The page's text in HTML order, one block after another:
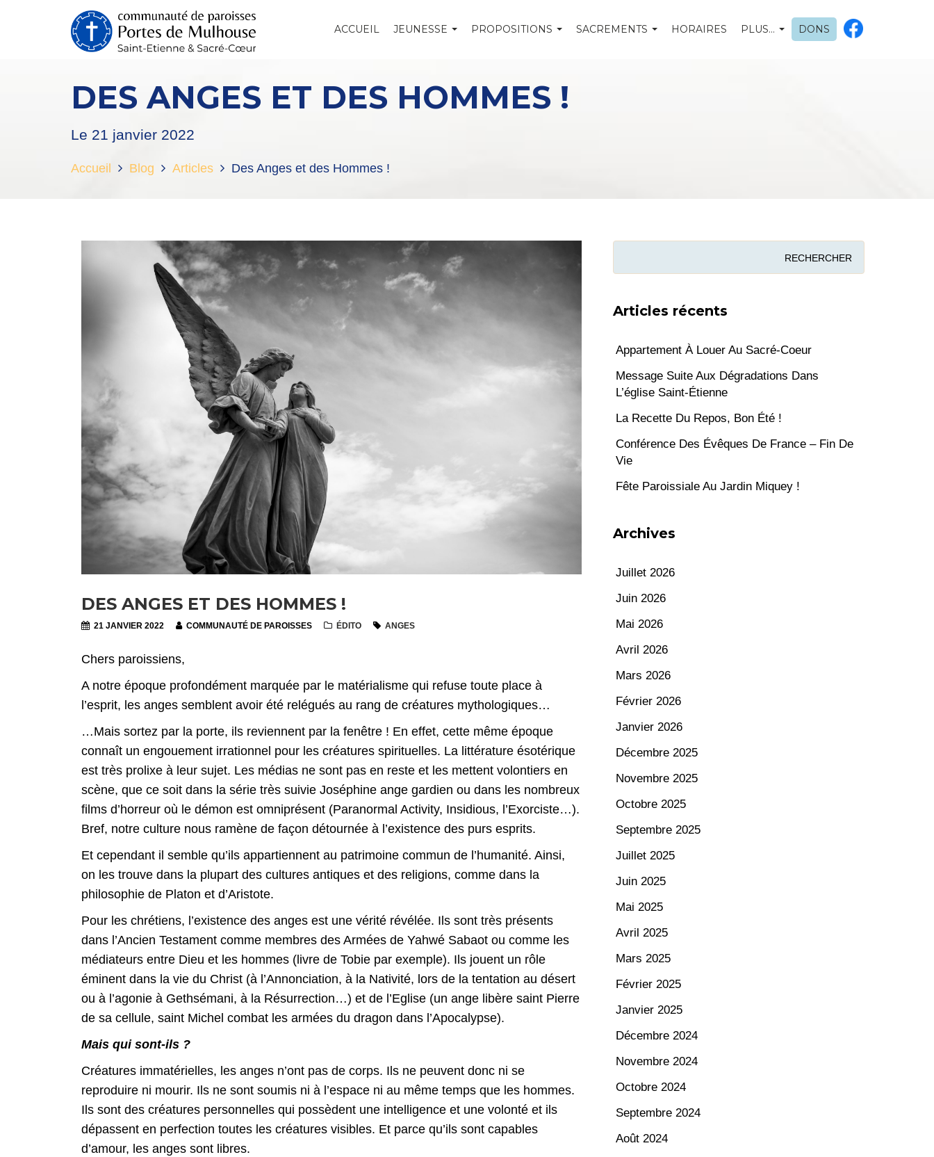
ACCUEIL JEUNESSE PROPOSITIONS SACREMENTS HORAIRES PLUS… DONS
DES ANGES ET DES HOMMES !
Le 21 janvier 2022
Accueil Blog Articles Des Anges et des Hommes !
DES ANGES ET DES HOMMES !
21 JANVIER 2022 COMMUNAUTÉ DE PAROISSES ÉDITO ANGES
Chers paroissiens,
A notre époque profondément marquée par le matérialisme qui refuse toute place à
l’esprit, les anges semblent avoir été relégués au rang de créatures mythologiques…
…Mais sortez par la porte, ils reviennent par la fenêtre ! En effet, cette même époque
connaît un engouement irrationnel pour les créatures spirituelles. La littérature ésotérique
est très prolixe à leur sujet. Les médias ne sont pas en reste et les mettent volontiers en
scène, que ce soit dans la série très suivie Joséphine ange gardien ou dans les nombreux
films d’horreur où le démon est omniprésent (Paranormal Activity, Insidious, l’Exorciste…).
Bref, notre culture nous ramène de façon détournée à l’existence des purs esprits.
Et cependant il semble qu’ils appartiennent au patrimoine commun de l’humanité. Ainsi,
on les trouve dans la plupart des cultures antiques et des religions, comme dans la
philosophie de Platon et d’Aristote.
Pour les chrétiens, l’existence des anges est une vérité révélée. Ils sont très présents
dans l’Ancien Testament comme membres des Armées de Yahwé Sabaot ou comme les
médiateurs entre Dieu et les hommes (livre de Tobie par exemple). Ils jouent un rôle
éminent dans la vie du Christ (à l’Annonciation, à la Nativité, lors de la tentation au désert
ou à l’agonie à Gethsémani, à la Résurrection…) et de l’Eglise (un ange libère saint Pierre
de sa cellule, saint Michel combat les armées du dragon dans l’Apocalypse).
Mais qui sont-ils ?
Créatures immatérielles, les anges n’ont pas de corps. Ils ne peuvent donc ni se
reproduire ni mourir. Ils ne sont soumis ni à l’espace ni au même temps que les hommes.
Ils sont des créatures personnelles qui possèdent une intelligence et une volonté et ils
dépassent en perfection toutes les créatures visibles. Et parce qu’ils sont capables
d’amour, les anges sont libres.
Articles récents
Appartement À Louer Au Sacré-Coeur
Message Suite Aux Dégradations Dans
L’église Saint-Étienne
La Recette Du Repos, Bon Été !
Conférence Des Évêques De France – Fin De
Vie
Fête Paroissiale Au Jardin Miquey !
Archives
Juillet 2026
Juin 2026
Mai 2026
Avril 2026
Mars 2026
Février 2026
Janvier 2026
Décembre 2025
Novembre 2025
Octobre 2025
Septembre 2025
Juillet 2025
Juin 2025
Mai 2025
Avril 2025
Mars 2025
Février 2025
Janvier 2025
Décembre 2024
Novembre 2024
Octobre 2024
Septembre 2024
Août 2024